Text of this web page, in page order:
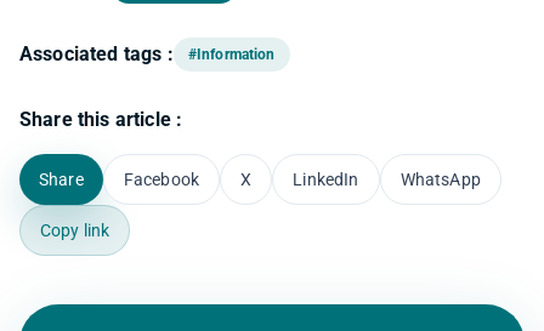
Associated tags : #Information
Share this article :
Share Facebook X LinkedIn WhatsApp
Copy link